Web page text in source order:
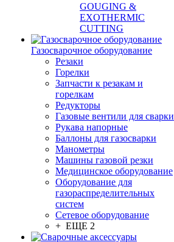
GOUGING &
EXOTHERMIC
CUTTING
Газосварочное оборудование
Резаки
Горелки
Запчасти к резакам и
горелкам
Редукторы
Газовые вентили для сварки
Рукава напорные
Баллоны для газосварки
Манометры
Машины газовой резки
Медицинское оборудование
Оборудование для
газораспределительных
систем
Сетевое оборудование
+ ЕЩЕ 2